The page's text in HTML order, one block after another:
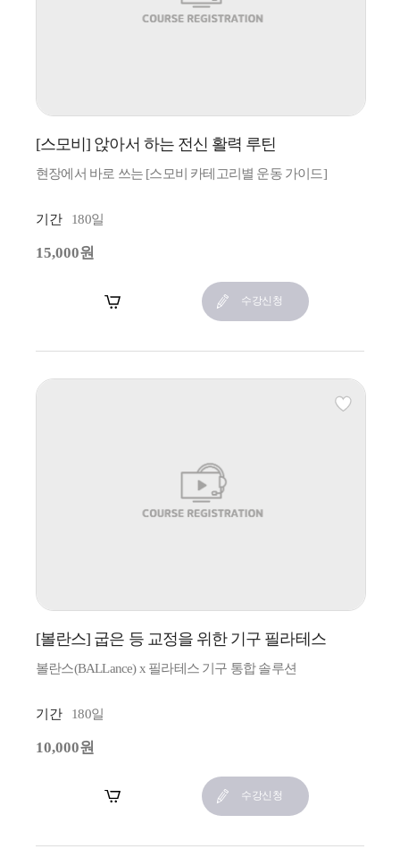
[스모비] 앉아서 하는 전신 활력 루틴
현장에서 바로 쓰는 [스모비 카테고리별 운동 가이드]
기간 180일
15,000원
수강신청
[볼란스] 굽은 등 교정을 위한 기구 필라테스
볼란스(BALLance) x 필라테스 기구 통합 솔루션
기간 180일
10,000원
수강신청